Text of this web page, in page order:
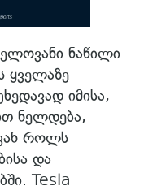
ნაწილი
ყველაზე
იმისა,
ნელდება,
როლს
და
Tesla